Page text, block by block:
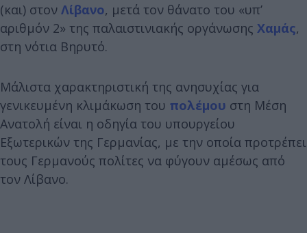
(και) στον Λίβανο, μετά τον θάνατο του «υπ’
αριθμόν 2» της παλαιστινιακής οργάνωσης Χαμάς,
στη νότια Βηρυτό.
Μάλιστα χαρακτηριστική της ανησυχίας για
γενικευμένη κλιμάκωση του πολέμου στη Μέση
Ανατολή είναι η οδηγία του υπουργείου
Εξωτερικών της Γερμανίας, με την οποία προτρέπει
τους Γερμανούς πολίτες να φύγουν αμέσως από
τον Λίβανο.